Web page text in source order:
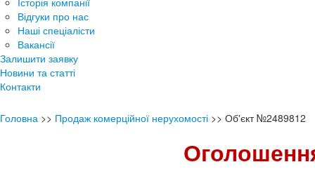
Відгуки про нас
Наші спеціалісти
Вакансії
Залишити заявку
Новини та статті
Контакти
Головна >> Продаж комерційної нерухомості >> Об'єкт №2489812